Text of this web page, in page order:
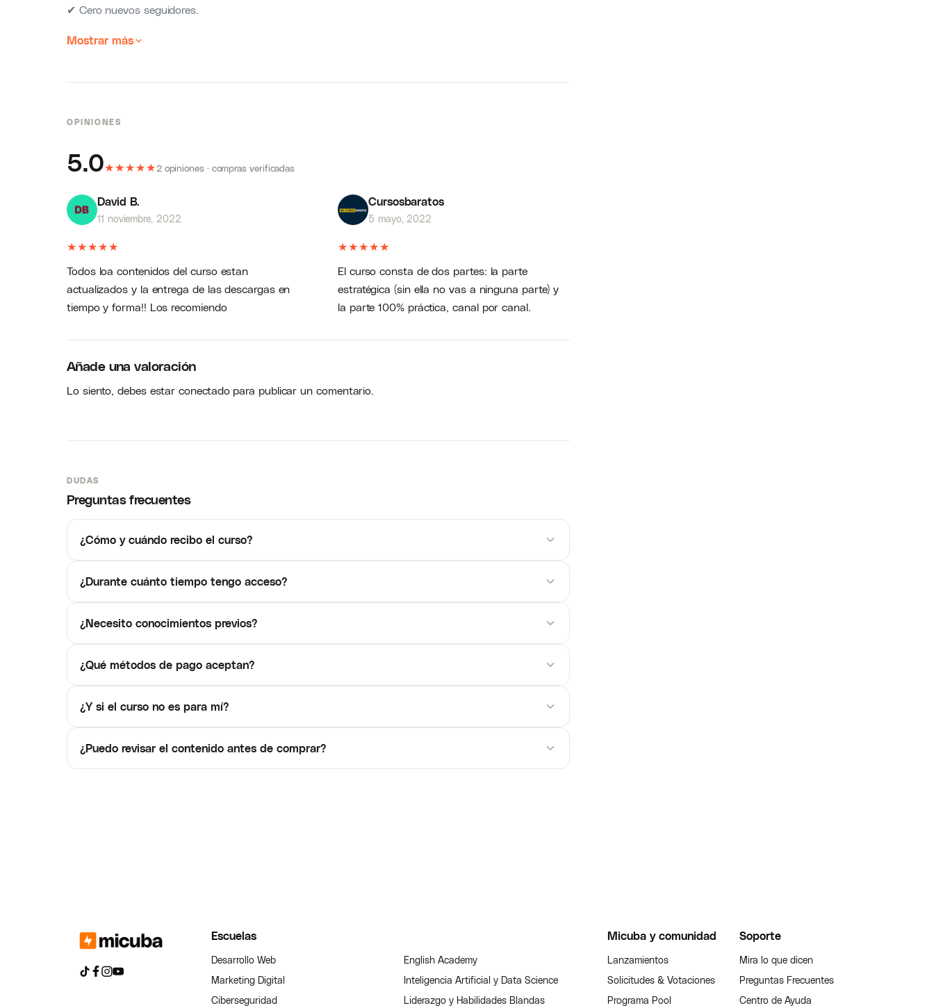
✔ Cero nuevos seguidores.
Mostrar más
OPINIONES
5.0★★★★★2 opiniones · compras verificadas
David B.
11 noviembre, 2022
★★★★★
Todos loa contenidos del curso estan
actualizados y la entrega de las descargas en
tiempo y forma!! Los recomiendo
Cursosbaratos
5 mayo, 2022
★★★★★
El curso consta de dos partes: la parte
estratégica (sin ella no vas a ninguna parte) y
la parte 100% práctica, canal por canal.
Añade una valoración
Lo siento, debes estarconectadopara publicar un comentario.
DUDAS
Preguntas frecuentes
¿Cómo y cuándo recibo el curso?
¿Durante cuánto tiempo tengo acceso?
¿Necesito conocimientos previos?
¿Qué métodos de pago aceptan?
¿Y si el curso no es para mí?
¿Puedo revisar el contenido antes de comprar?
Escuelas
Desarrollo Web
English Academy
Marketing Digital
Inteligencia Artificial y Data Science
Ciberseguridad
Liderazgo y Habilidades Blandas
Micuba y comunidad
Lanzamientos
Solicitudes & Votaciones
Programa Pool
Soporte
Mira lo que dicen
Preguntas Frecuentes
Centro de Ayuda